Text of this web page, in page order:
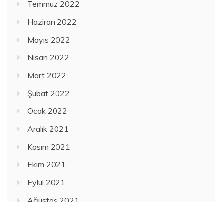
Temmuz 2022
Haziran 2022
Mayıs 2022
Nisan 2022
Mart 2022
Şubat 2022
Ocak 2022
Aralık 2021
Kasım 2021
Ekim 2021
Eylül 2021